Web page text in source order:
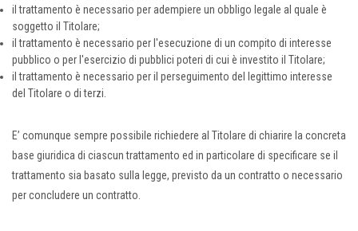
il trattamento è necessario per adempiere un obbligo legale al quale è
soggetto il Titolare;
il trattamento è necessario per l'esecuzione di un compito di interesse
pubblico o per l'esercizio di pubblici poteri di cui è investito il Titolare;
il trattamento è necessario per il perseguimento del legittimo interesse
del Titolare o di terzi.
E’ comunque sempre possibile richiedere al Titolare di chiarire la concreta
base giuridica di ciascun trattamento ed in particolare di specificare se il
trattamento sia basato sulla legge, previsto da un contratto o necessario
per concludere un contratto.